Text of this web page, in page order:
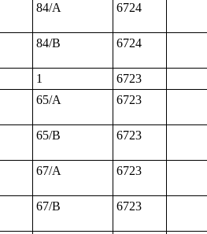
84/A 6724
84/B 6724
1
6723
65/A 6723
65/B 6723
67/A 6723
67/B 6723